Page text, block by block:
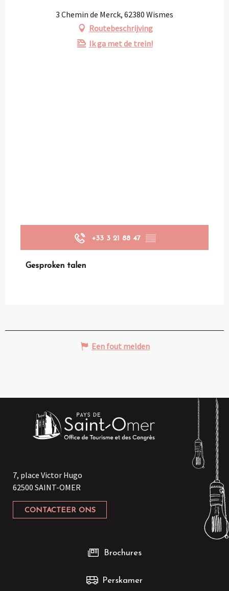
3 Chemin de Merck, 62380 Wismes
Routebeschrijving
Ik ga met de trein!
+33 3 21 88 47 ▒▒
Gesproken talen
Gesproken talen
Een fout melden
7, place Victor Hugo
62500 SAINT-OMER
CONTACTEER ONS
Brochures
Perskamer